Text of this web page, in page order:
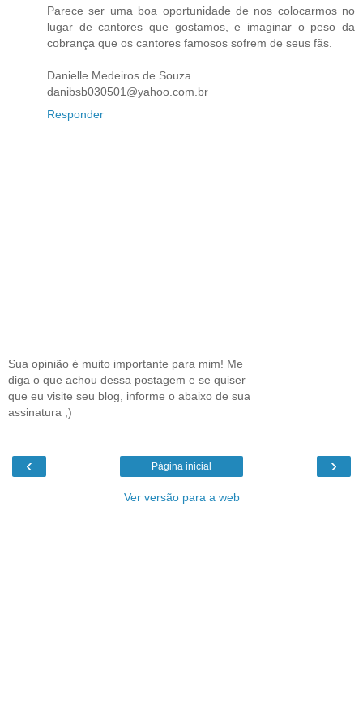
Parece ser uma boa oportunidade de nos colocarmos no
lugar de cantores que gostamos, e imaginar o peso da
cobrança que os cantores famosos sofrem de seus fãs.
Danielle Medeiros de Souza
danibsb030501@yahoo.com.br
Responder
Sua opinião é muito importante para mim! Me
diga o que achou dessa postagem e se quiser
que eu visite seu blog, informe o abaixo de sua
assinatura ;)
‹ ›
Página inicial
Ver versão para a web